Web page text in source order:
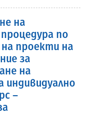
на
по
проекти на
за
на
индивидуално
–